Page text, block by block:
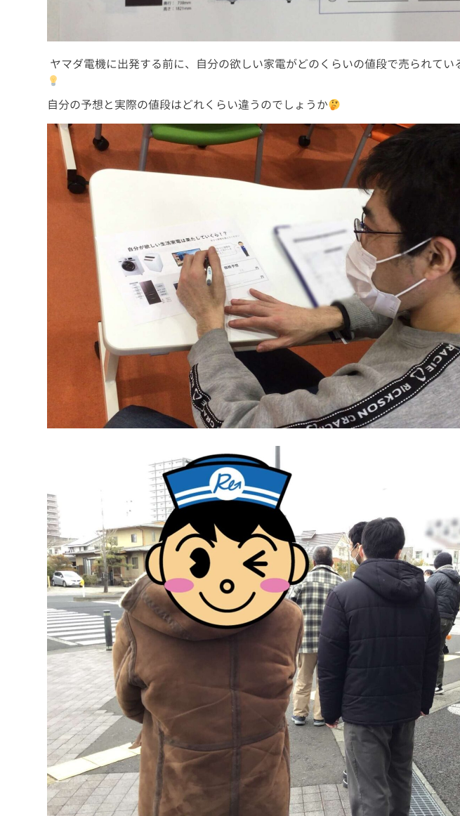
ヤマダ電機に出発する前に、自分の欲しい家電がどのくらいの値段で売られてい
自分の予想と実際の値段はどれくらい違うのでしょうか